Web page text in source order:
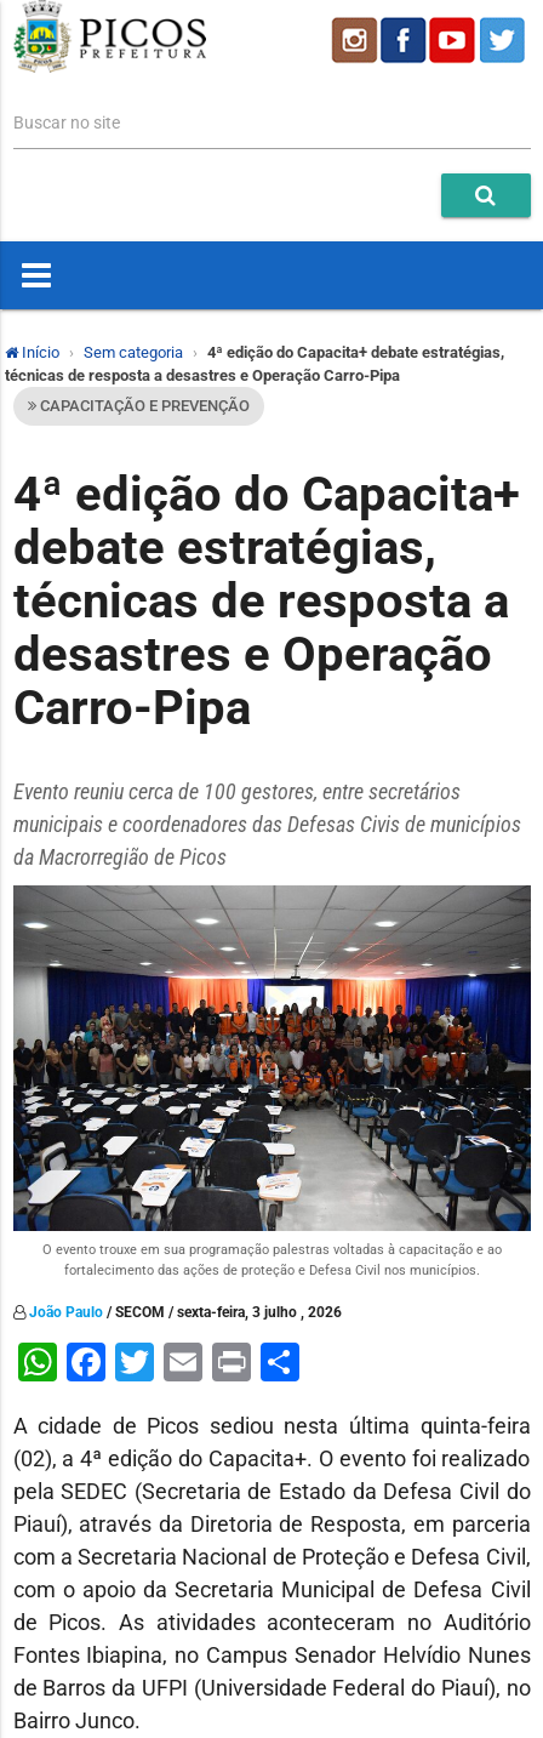
Buscar no site
Início Sem categoria
4ª edição do Capacita+ debate estratégias,
técnicas de resposta a desastres e Operação Carro-Pipa
CAPACITAÇÃO E PREVENÇÃO
4ª edição do Capacita+
debate estratégias,
técnicas de resposta a
desastres e Operação
Carro-Pipa
Evento reuniu cerca de 100 gestores, entre secretários
municipais e coordenadores das Defesas Civis de municípios
da Macrorregião de Picos
O evento trouxe em sua programação palestras voltadas à capacitação e ao
fortalecimento das ações de proteção e Defesa Civil nos municípios.
João Paulo/ SECOM / sexta-feira, 3 julho , 2026
WhatsApp
Facebook
Twitter
Email
PrintShare
A cidade de Picos sediou nesta última quinta-feira
(02), a 4ª edição do Capacita+. O evento foi realizado
pela SEDEC (Secretaria de Estado da Defesa Civil do
Piauí), através da Diretoria de Resposta, em parceria
com a Secretaria Nacional de Proteção e Defesa Civil,
com o apoio da Secretaria Municipal de Defesa Civil
de Picos. As atividades aconteceram no Auditório
Fontes Ibiapina, no Campus Senador Helvídio Nunes
de Barros da UFPI (Universidade Federal do Piauí), no
Bairro Junco.